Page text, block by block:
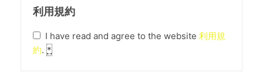
利用規約
I have read and agree to the website 利用規
約. *